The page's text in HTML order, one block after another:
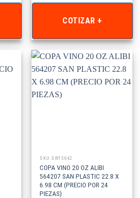
COTIZAR +
SKU: SW15642
COPA VINO 20 OZ ALIBI
564207 SAN PLASTIC 22.8 X
6.98 CM (PRECIO POR 24
PIEZAS)